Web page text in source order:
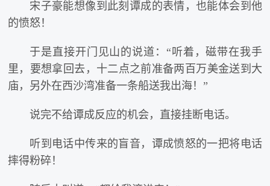
宋子豪能想像到此刻谭成的表情，也能体会到他
的愤怒！
于是直接开门见山的说道：“听着，磁带在我手
里，要想拿回去，十二点之前准备两百万美金送到大
庙，另外在西沙湾准备一条船送我出海！”
说完不给谭成反应的机会，直接挂断电话。
听到电话中传来的盲音，谭成愤怒的一把将电话
摔得粉碎！